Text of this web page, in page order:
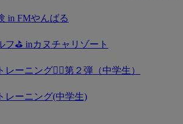
in FMやんばる
フ⛳️ inカヌチャリゾート
レーニング🚴‍♀️第２弾（中学生）
レーニング(中学生)